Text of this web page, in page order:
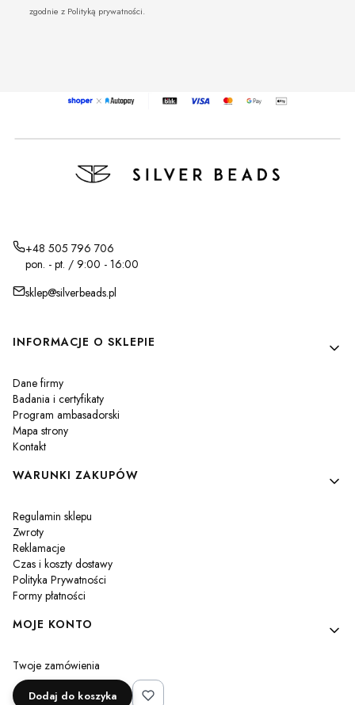
zgodnie z Polityką prywatności.
+48 505 796 706
pon. - pt. / 9:00 - 16:00
sklep@silverbeads.pl
Linki w stopce
INFORMACJE O SKLEPIE
Dane firmy
Badania i certyfikaty
Program ambasadorski
Mapa strony
Kontakt
WARUNKI ZAKUPÓW
Regulamin sklepu
Zwroty
Reklamacje
Czas i koszty dostawy
Polityka Prywatności
Formy płatności
MOJE KONTO
Twoje zamówienia
Ustawienia konta
Przechowalnia
Dodaj do koszyka